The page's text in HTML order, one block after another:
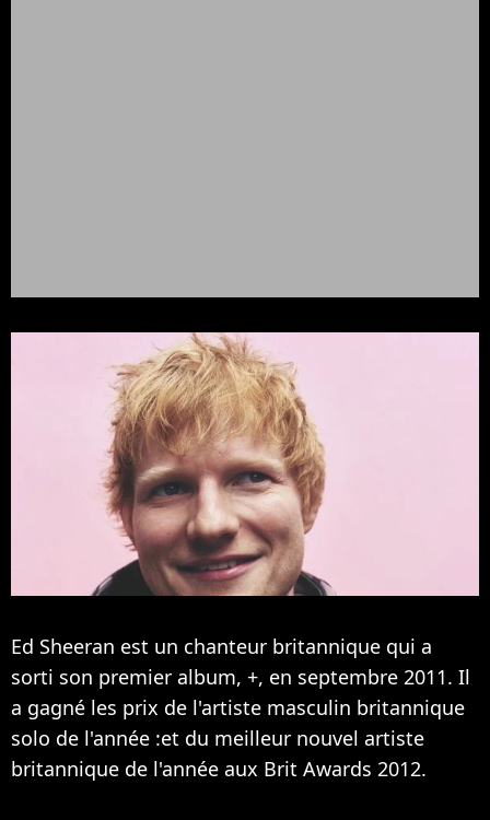
Ed Sheeran est un chanteur britannique qui a
sorti son premier album, +, en septembre 2011. Il
a gagné les prix de l'artiste masculin britannique
solo de l'année :et du meilleur nouvel artiste
britannique de l'année aux Brit Awards 2012.